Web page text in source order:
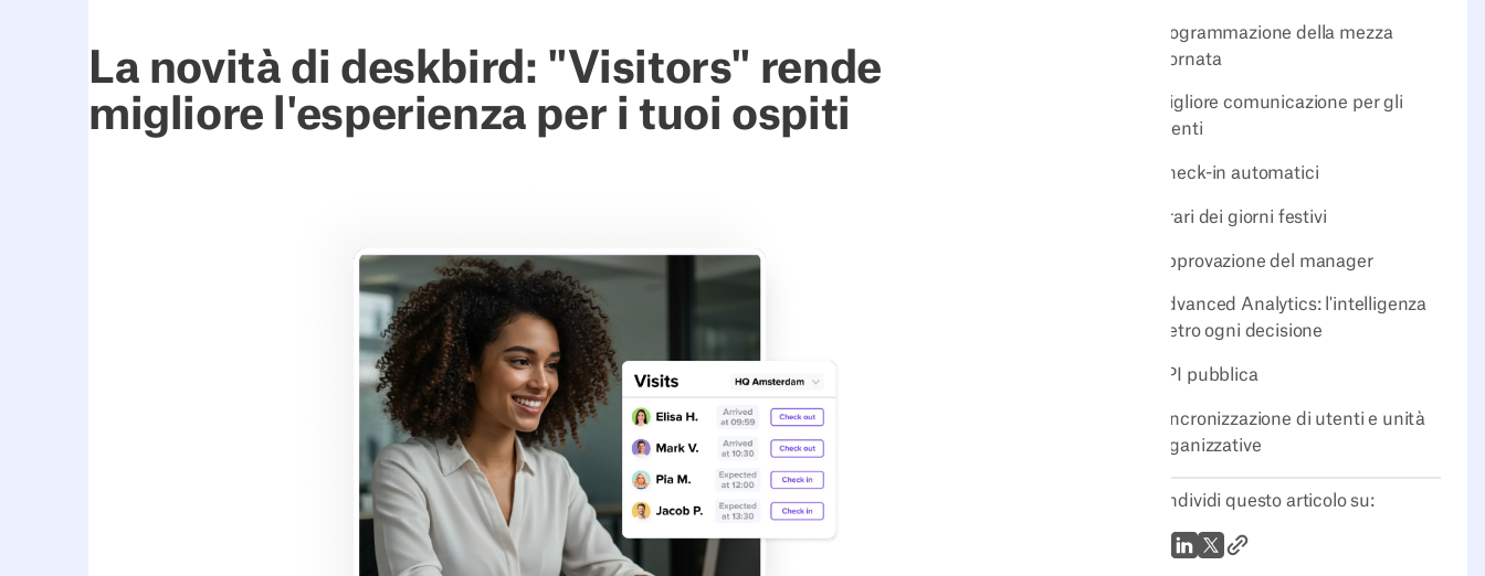
Programmazione della mezza
giornata
Migliore comunicazione per gli
eventi
Check-in automatici
Orari dei giorni festivi
Approvazione del manager
Advanced Analytics: l'intelligenza
dietro ogni decisione
API pubblica
Sincronizzazione di utenti e unità
organizzative
Condividi questo articolo su:
WhatsApp
LinkedIn
X (Twitter)
Link all'articolo
La novità di deskbird: "Visitors" rende
migliore l'esperienza per i tuoi ospiti